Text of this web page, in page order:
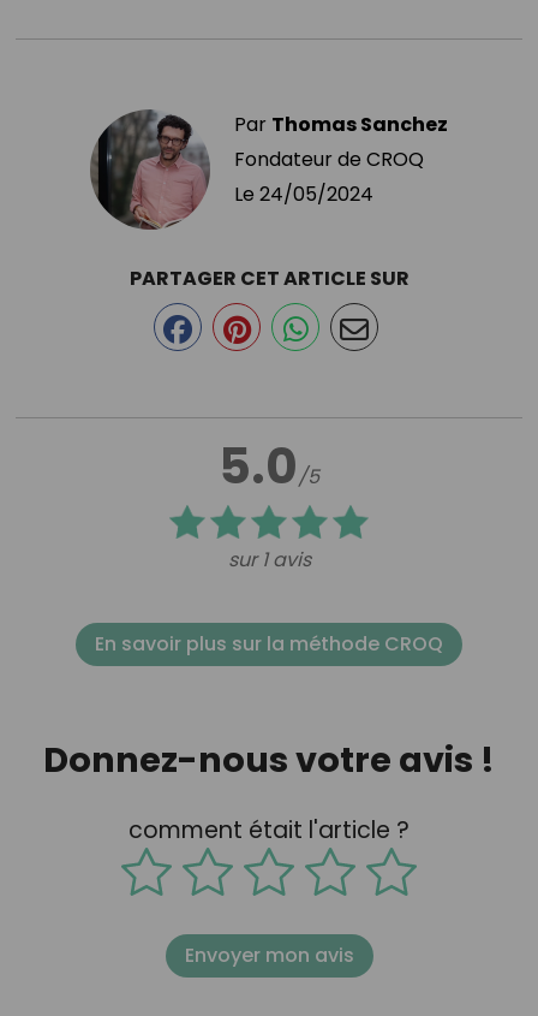
Par Thomas Sanchez
Fondateur de CROQ
Le 24/05/2024
5.0/5
sur 1 avis
PARTAGER CET ARTICLE SUR
En savoir plus sur la méthode CROQ
Donnez-nous votre avis !
comment était l'article ?
Envoyer mon avis